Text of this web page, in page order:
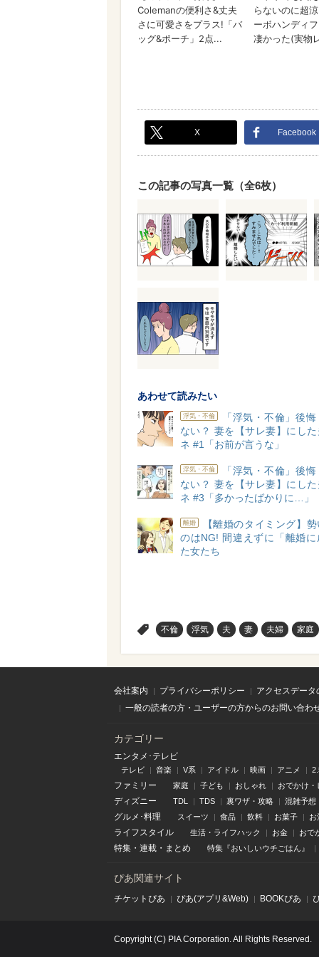
X Facebook
この記事の写真一覧（全6枚）
あわせて読みたい
浮気・不倫
「浮気・不倫」後
ない？ 妻を【サレ妻】にし
ネ #1「お前が言うな」
浮気・不倫
「浮気・不倫」後
ない？ 妻を【サレ妻】にし
ネ #3「多かったばかりに…」
離婚
【離婚のタイミング】
のはNG! 間違えずに「離婚
た女たち
不倫 浮気 夫 妻 夫婦 家庭
会社案内 プライバシーポリシー
アクセスデー
一般の読者の方・ユーザーの方からのお問い合わ
カテゴリー
エンタメ･テレビ
テレビ 音楽 V系 アイドル 映画 アニメ
ファミリー 家庭 子ども おしゃれ おでかけ・
ディズニー TDL TDS 裏ワザ・攻略 混雑予想
グルメ･料理 スイーツ 食品 飲料 お菓子 お
ライフスタイル 生活・ライフハック お金 おで
特集 ・ 連載 ・ まとめ 特集『おいしいウチごはん』
ぴあ関連サイト
チケットぴあ ぴあ(アプリ&Web) BOOKぴあ
Copyright (C) PIA Corporation. All Rights Reserved.